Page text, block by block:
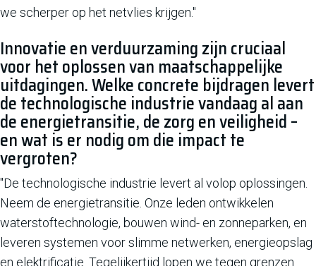
we scherper op het netvlies krijgen."
Innovatie en verduurzaming zijn cruciaal
voor het oplossen van maatschappelijke
uitdagingen. Welke concrete bijdragen levert
de technologische industrie vandaag al aan
de energietransitie, de zorg en veiligheid –
en wat is er nodig om die impact te
vergroten?
"De technologische industrie levert al volop oplossingen.
Neem de energietransitie. Onze leden ontwikkelen
waterstoftechnologie, bouwen wind- en zonneparken, en
leveren systemen voor slimme netwerken, energieopslag
en elektrificatie. Tegelijkertijd lopen we tegen grenzen